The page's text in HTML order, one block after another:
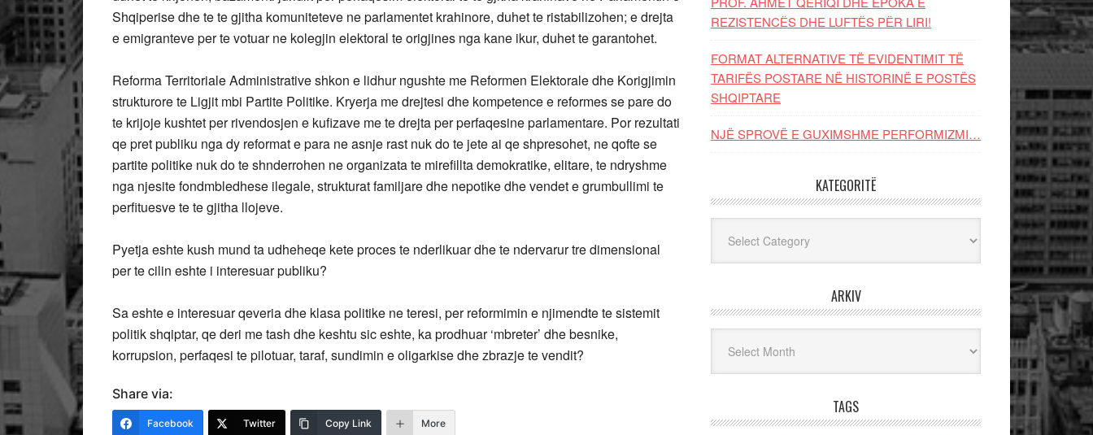
Shqiperise dhe te te gjitha komuniteteve ne parlamentet krahinore, duhet te ristabilizohen; e drejta
e emigranteve per te votuar ne kolegjin elektoral te origjines nga kane ikur, duhet te garantohet.
Reforma Territoriale Administrative shkon e lidhur ngushte me Reformen Elektorale dhe Korigjimin
strukturore te Ligjit mbi Partite Politike. Kryerja me drejtesi dhe kompetence e reformes se pare do
te krijoje kushtet per rivendosjen e kufizave me te drejta per perfaqesine parlamentare. Por rezultati
qe pret publiku nga dy reformat e para ne asnje rast nuk do te jete ai qe shpresohet, ne qofte se
partite politike nuk do te shnderrohen ne organizata te mirefillta demokratike, elitare, te ndryshme
nga njesite fondmbledhese ilegale, strukturat familjare dhe nepotike dhe vendet e grumbullimi te
perfituesve te te gjitha llojeve.
Pyetja eshte kush mund ta udheheqe kete proces te nderlikuar dhe te ndervarur tre dimensional
per te cilin eshte i interesuar publiku?
Sa eshte e interesuar qeveria dhe klasa politike ne teresi, per reformimin e njimendte te sistemit
politik shqiptar, qe deri me tash dhe keshtu sic eshte, ka prodhuar ‘mbreter’ dhe besnike,
korrupsion, perfaqesi te pilotuar, taraf, sundimin e oligarkise dhe zbrazje te vendit?
Share via:
Facebook Twitter Copy Link More
REZISTENCЁS DHE LUFTЁS PЁR LIRI!
FORMAT ALTERNATIVE TË EVIDENTIMIT TË
TARIFËS POSTARE NË HISTORINË E POSTËS
SHQIPTARE
NJË SPROVË E GUXIMSHME PERFORMIZMI…
KATEGORITË
ARKIV
TAGS